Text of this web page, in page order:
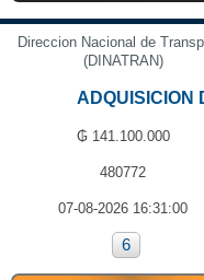
Direccion Nacional de
(DINATRAN)
ADQUISICION
₲ 141.100.000
480772
07-08-2026 16:31:00
6